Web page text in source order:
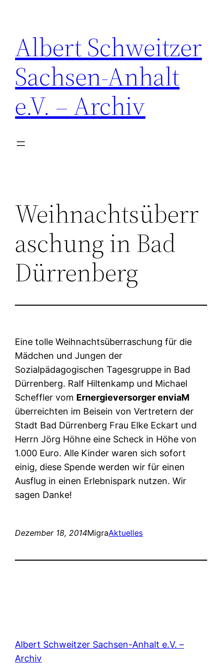
springen
Albert Schweitzer
Sachsen-Anhalt
e.V. – Archiv
Weihnachtsüberr
aschung in Bad
Dürrenberg
Eine tolle Weihnachtsüberraschung für die
Mädchen und Jungen der
Sozialpädagogischen Tagesgruppe in Bad
Dürrenberg. Ralf Hiltenkamp und Michael
Scheffler vom Ernergieversorger enviaM
überreichten im Beisein von Vertretern der
Stadt Bad Dürrenberg Frau Elke Eckart und
Herrn Jörg Höhne eine Scheck in Höhe von
1.000 Euro. Alle Kinder waren sich sofort
einig, diese Spende werden wir für einen
Ausflug in einen Erlebnispark nutzen. Wir
sagen Danke!
Dezember 18, 2014MigraAktuelles
Albert Schweitzer Sachsen-Anhalt e.V. –
Archiv